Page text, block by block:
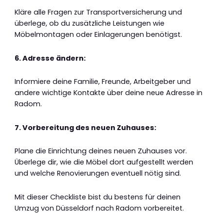
Kläre alle Fragen zur Transportversicherung und
überlege, ob du zusätzliche Leistungen wie
Möbelmontagen oder Einlagerungen benötigst.
6. Adresse ändern:
Informiere deine Familie, Freunde, Arbeitgeber und
andere wichtige Kontakte über deine neue Adresse in
Radom.
7. Vorbereitung des neuen Zuhauses:
Plane die Einrichtung deines neuen Zuhauses vor.
Überlege dir, wie die Möbel dort aufgestellt werden
und welche Renovierungen eventuell nötig sind.
Mit dieser Checkliste bist du bestens für deinen
Umzug von Düsseldorf nach Radom vorbereitet.